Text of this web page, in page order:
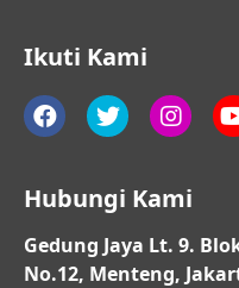
Ikuti Kami
Hubungi Kami
Gedung Jaya Lt. 9.
No.12, Menteng,